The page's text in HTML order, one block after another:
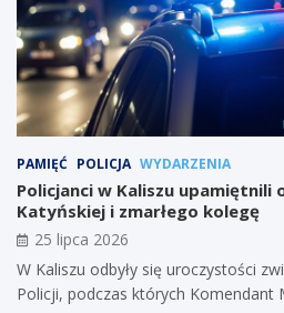
PAMIĘĆ POLICJA WYDARZENIA
Policjanci w Kaliszu upamiętnili
Katyńskiej i zmarłego kolegę
25 lipca 2026
W Kaliszu odbyły się uroczystości
Policji, podczas których Komendant